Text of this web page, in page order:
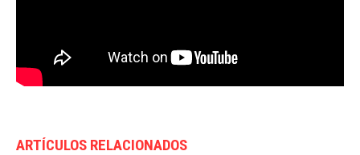
ARTÍCULOS RELACIONADOS